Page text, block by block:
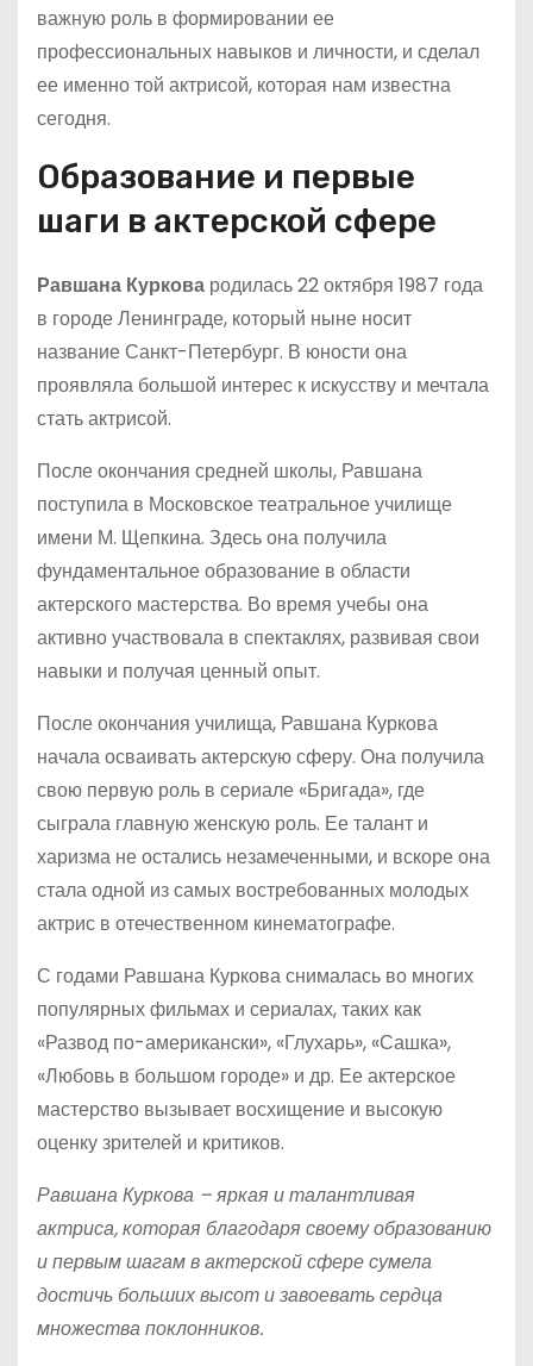
важную роль в формировании ее
профессиональных навыков и личности, и сделал
ее именно той актрисой, которая нам известна
сегодня.
Образование и первые
шаги в актерской сфере
Равшана Куркова родилась 22 октября 1987 года
в городе Ленинграде, который ныне носит
название Санкт-Петербург. В юности она
проявляла большой интерес к искусству и мечтала
стать актрисой.
После окончания средней школы, Равшана
поступила в Московское театральное училище
имени М. Щепкина. Здесь она получила
фундаментальное образование в области
актерского мастерства. Во время учебы она
активно участвовала в спектаклях, развивая свои
навыки и получая ценный опыт.
После окончания училища, Равшана Куркова
начала осваивать актерскую сферу. Она получила
свою первую роль в сериале «Бригада», где
сыграла главную женскую роль. Ее талант и
харизма не остались незамеченными, и вскоре она
стала одной из самых востребованных молодых
актрис в отечественном кинематографе.
С годами Равшана Куркова снималась во многих
популярных фильмах и сериалах, таких как
«Развод по-американски», «Глухарь», «Сашка»,
«Любовь в большом городе» и др. Ее актерское
мастерство вызывает восхищение и высокую
оценку зрителей и критиков.
Равшана Куркова – яркая и талантливая
актриса, которая благодаря своему образованию
и первым шагам в актерской сфере сумела
достичь больших высот и завоевать сердца
множества поклонников.